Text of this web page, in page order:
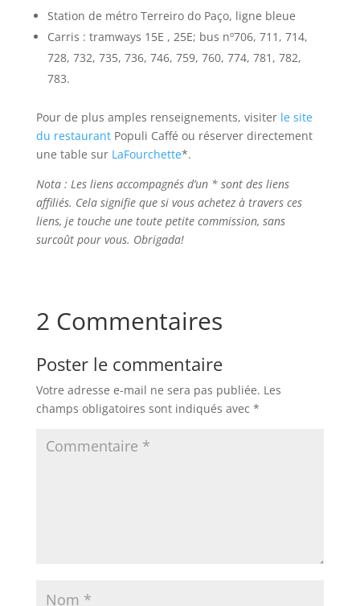
Station de métro Terreiro do Paço, ligne bleue
Carris : tramways 15E , 25E; bus nº706, 711, 714,
728, 732, 735, 736, 746, 759, 760, 774, 781, 782,
783.
Pour de plus amples renseignements, visiter le site
du restaurantPopuli Caffé ou réserver directement
une table sur LaFourchette*.
Nota : Les liens accompagnés d’un * sont des liens
affiliés. Cela signifie que si vous achetez à travers ces
liens, je touche une toute petite commission, sans
surcoût pour vous. Obrigada!
2 Commentaires
Poster le commentaire
Votre adresse e-mail ne sera pas publiée. Les
champs obligatoires sont indiqués avec *